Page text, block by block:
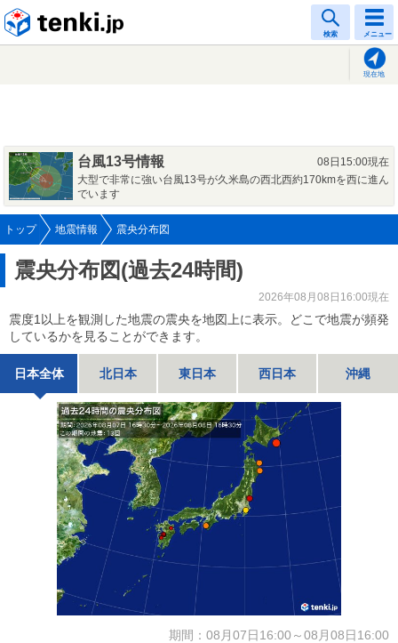
検索 メニュー
現在地
台風13号情報
08日15:00現在
大型で非常に強い台風13号が久米島の西北西約170kmを西に進ん
でいます
トップ 地震情報 震央分布図
震央分布図(過去24時間)
2026年08月08日16:00現在
震度1以上を観測した地震の震央を地図上に表示。どこで地震が頻発
しているかを見ることができます。
日本全体 北日本 東日本 西日本 沖縄
期間：08月07日16:00～08月08日16:00